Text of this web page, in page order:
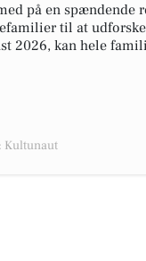
på en spændende
til at
2026, kan hele
Kultunaut